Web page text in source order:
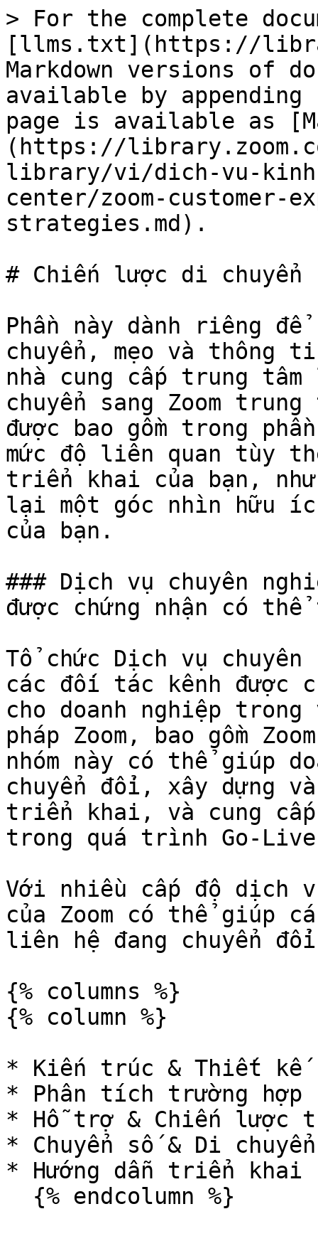
> For the complete
[llms.txt](https://
Markdown versions of
available by
page is available as
(https://
library/vi/dich-vu-kinh-
center/zoom-customer-
strategies.md).
# Chiến lược di chuyển
Phần này dành riêng
chuyển, mẹo và thông
nhà cung cấp trung
chuyển sang Zoom
được bao gồm trong
mức độ liên quan tùy
triển khai của bạn,
lại một góc nhìn hữu
của bạn.
### Dịch vụ chuyên
được chứng nhận có
Tổ chức Dịch vụ chuyên
các đối tác kênh được
cho doanh nghiệp
pháp Zoom, bao gồm
nhóm này có thể giúp
chuyển đổi, xây dựng
triển khai, và cung
trong quá trình Go-
Với nhiều cấp độ dịch
của Zoom có thể giúp
liên hệ đang chuyển
{% columns %}
{% column %}
* Kiến trúc & Thiết kế
* Phân tích trường hợp
* Hỗ trợ & Chiến lược
* Chuyển số & Di chuyển
* Hướng dẫn triển khai